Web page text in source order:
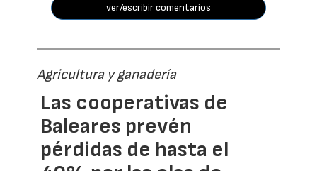
ver/escribir comentarios
Agricultura y ganadería
Las cooperativas de
Baleares prevén
pérdidas de hasta el